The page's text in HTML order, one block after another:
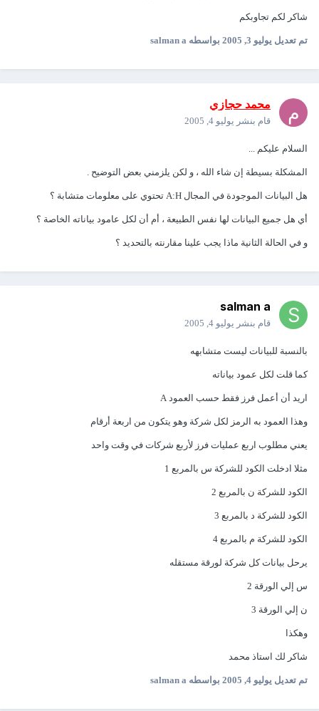
شاكر لكم تجاوبكم
تم تعديل يوليو 3, 2005 بواسطه salman a
محمد حجازي
قام بنشر يوليو 4, 2005
السلام عليكم ...
المشكلة بسيطة إن شاء الله ، و لكن يلزمني بعض التوضيح .
هل البيانات الموجودة في المجال A:H تحتوي على معلومات متشابة ؟
أي هل جميع البيانات لها نفس الطبيعة ، أم أن لكل عامود بياناته الخاصة ؟
و في الحالة الثانية ماذا يجب علينا مقارنته بالتحديد ؟
salman a
قام بنشر يوليو 4, 2005
بالنسبة للبيانات ليست متشابهه
كما قلت لكل عمود بياناته
اريد أن أعمل فرز فقط حسب العمود A
وهذا العمود به الرمز لكل شركة وهو يتكون من اربعة أرقام
يعني مطلوب اربع عمليات فرز لأربع شركات في وقت واحد
مثلا ادخلت الكود للشركة س بالمربع 1
الكود للشركة ن بالمربع 2
الكود للشركة د بالمربع 3
الكود للشركة م بالمربع 4
يرحل بيانات كل شركة لورقة مستقله
س إلي الورقة 2
ن إلي الورقة 3
وهكذا
شاكر لك استاذ محمد
تم تعديل يوليو 4, 2005 بواسطه salman a